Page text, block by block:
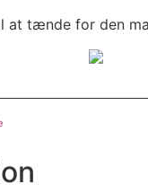
at tænde for den